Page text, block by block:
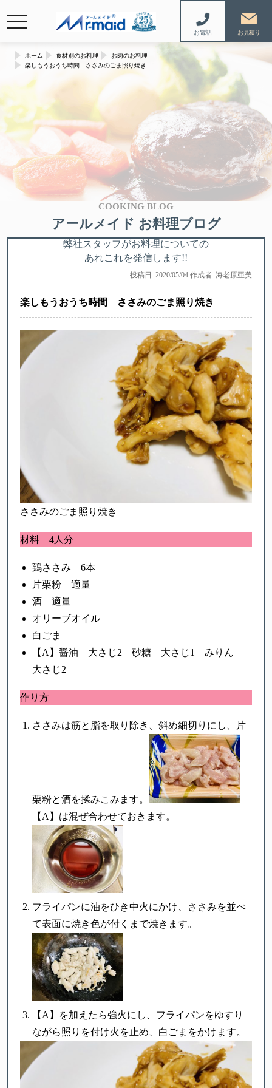
お電話
navigation
COOKING BLOG
アールメイド お料理ブログ
弊社スタッフがお料理についての
あれこれを発信します!!
ホーム 食材別のお料理
お肉のお料理
楽しもうおうち時間 ささみのごま照り焼き
投稿日: 2020/05/04 作成者: 海老原亜美
楽しもうおうち時間 ささみのごま照り焼き
ささみのごま照り焼き
材料 4人分
鶏ささみ 6本
片栗粉 適量
酒 適量
オリーブオイル
白ごま
【A】醤油 大さじ2 砂糖 大さじ1 みりん
大さじ2
作り方
ささみは筋と脂を取り除き、斜め細切りにし、片
栗粉と酒を揉みこみます。
【A】は混ぜ合わせておきます。
フライパンに油をひき中火にかけ、ささみを並べ
て表面に焼き色が付くまで焼きます。
【A】を加えたら強火にし、フライパンをゆすり
ながら照りを付け火を止め、白ごまをかけます。